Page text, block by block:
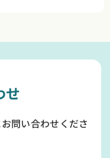
せ
問い合わせくださ